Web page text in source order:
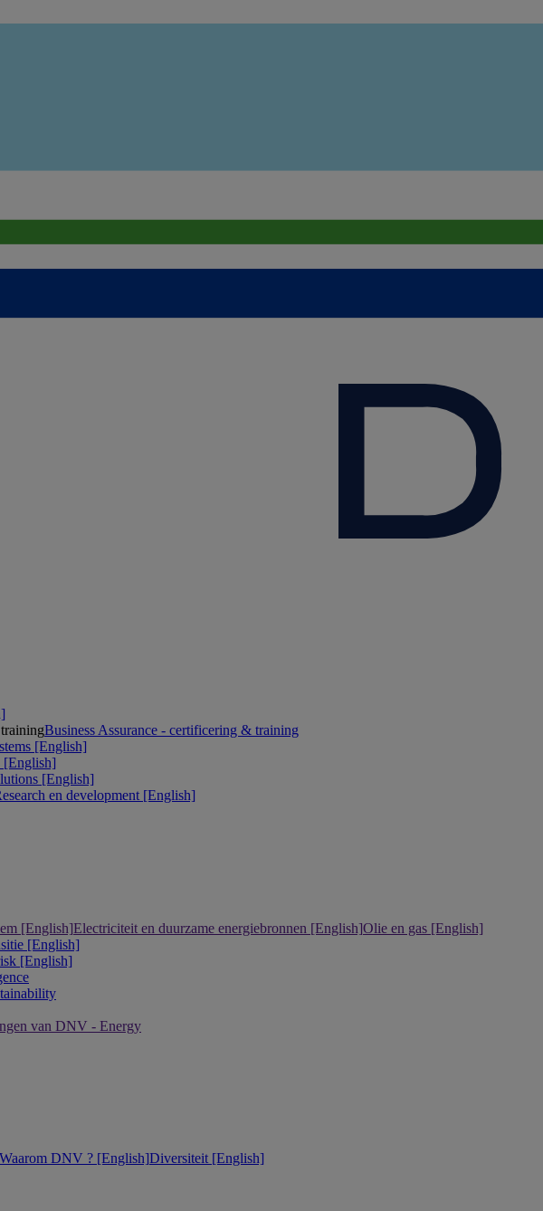
Business Assurance - certificering & training
[English]
[English]
[English]
en development [English]
[English]Electriciteit en duurzame energiebronnen [English]Olie en gas [English]
[English]
[English]
van DNV - Energy
Waarom DNV ? [English]Diversiteit [English]